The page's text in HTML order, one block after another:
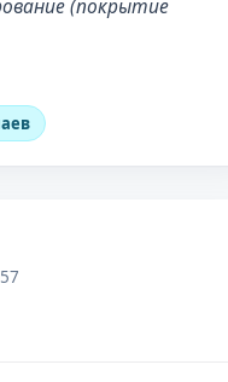
(покрытие